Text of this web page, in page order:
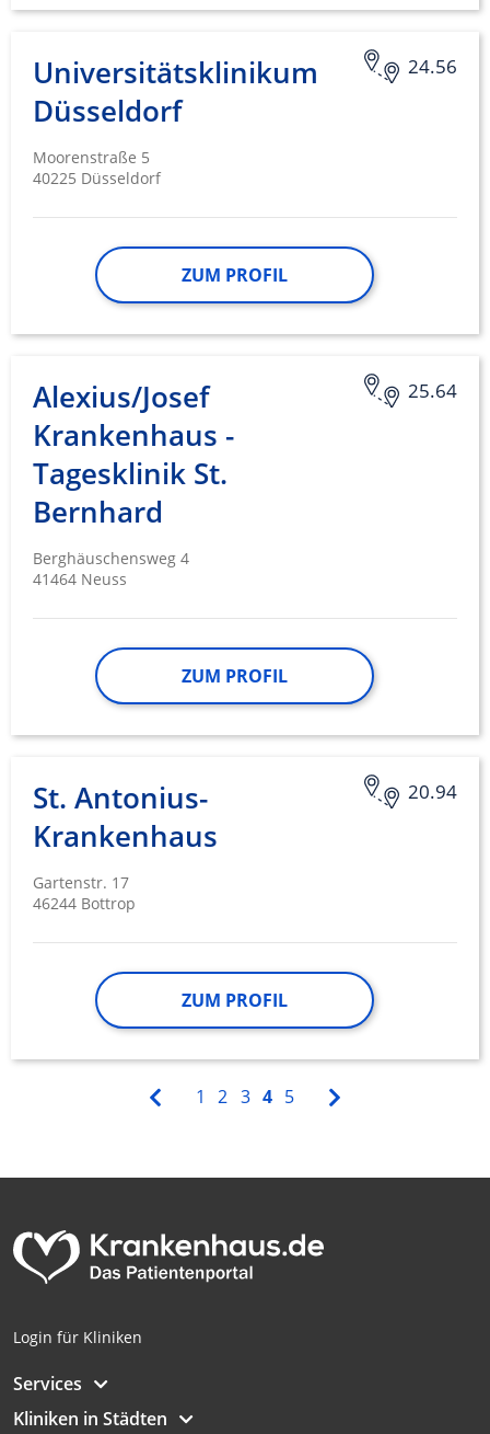
24.56
Universitätsklinikum
Düsseldorf
Moorenstraße 5
40225 Düsseldorf
ZUM PROFIL
25.64
Alexius/Josef
Krankenhaus -
Tagesklinik St.
Bernhard
Berghäuschensweg 4
41464 Neuss
ZUM PROFIL
20.94
St. Antonius-
Krankenhaus
Gartenstr. 17
46244 Bottrop
ZUM PROFIL
1 2 3 4 5
Login für Kliniken
Services
Kliniken in Städten